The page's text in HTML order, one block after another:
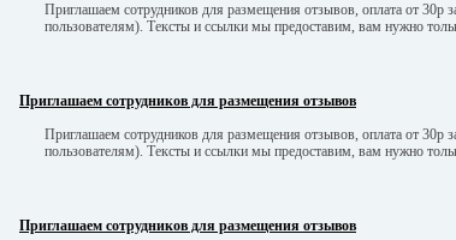
Приглашаем сотрудников для размещения отзывов, оплата от 30р
пользователям). Тексты и ссылки мы предоставим, вам нужно
Приглашаем сотрудников для размещения отзывов
Приглашаем сотрудников для размещения отзывов, оплата от 30р
пользователям). Тексты и ссылки мы предоставим, вам нужно
Приглашаем сотрудников для размещения отзывов